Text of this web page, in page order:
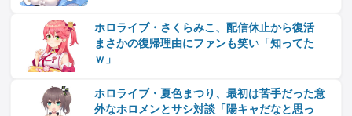
ホロライブ・さくらみこ、配信休止から復活
まさかの復帰理由にファンも笑い「知ってた
ｗ」
ホロライブ・夏色まつり、最初は苦手だった意
外なホロメンとサシ対談「陽キャだなと思っ